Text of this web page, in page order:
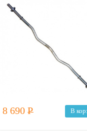
8 690 Р В